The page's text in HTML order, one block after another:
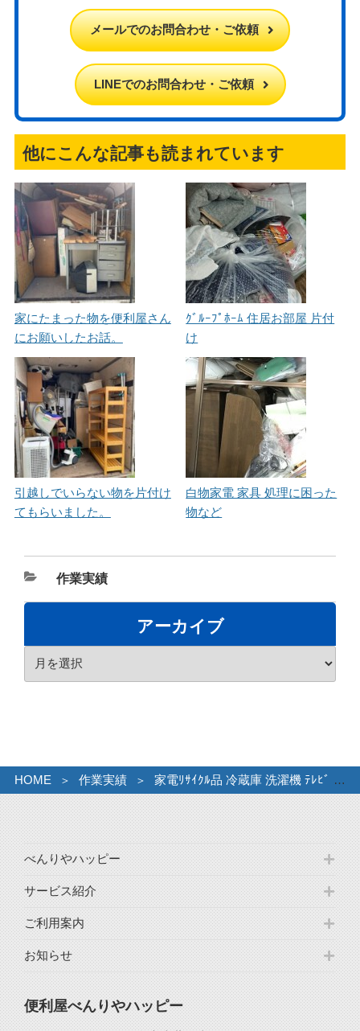
メールでのお問合わせ・ご依頼
LINEでのお問合わせ・ご依頼
他にこんな記事も読まれています
家にたまった物を便利屋さん
にお願いしたお話。
ｸﾞﾙｰﾌﾟﾎｰﾑ 住居お部屋 片付
け
引越しでいらない物を片付け
てもらいました。
白物家電 家具 処理に困った
物など
カ
テ
ー
作業実績
アーカイブ
HOME 作業実績 家電ﾘｻｲｸﾙ品 冷蔵庫 洗濯機 ﾃﾚﾋﾞ ｴｱｺﾝ
べんりやハッピー
サービス紹介
ご利用案内
お知らせ
便利屋べんりやハッピー